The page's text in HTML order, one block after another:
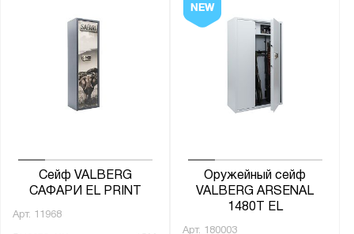
Сейф VALBERG
САФАРИ EL PRINT
Арт. 11968
Оружейный сейф
VALBERG ARSENAL
1480Т EL
Арт. 180003